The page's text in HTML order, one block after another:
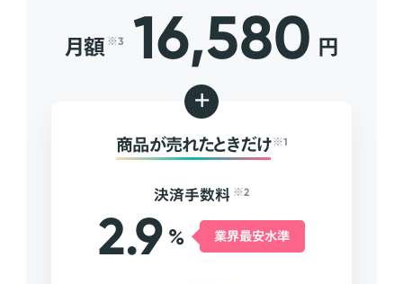
月額 ※3 16,580 円
+
商品が売れたときだけ ※1
決済手数料 ※2
2.9 % 業界最安水準